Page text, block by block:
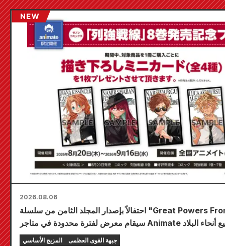
2026.08.06
احتفالاً بإصدار المجلد الثامن من سلسلة "Great Powers Frontline"،
سيقام معرض لفترة محدودة في متاجر Animate في جميع أنحاء البلاد
ابتداءً من 20 أغسطس، حيث يمكنك الحصول على بطاقة صغيرة مرسومة
المزيج الأساسي جبهة القوى العظمى